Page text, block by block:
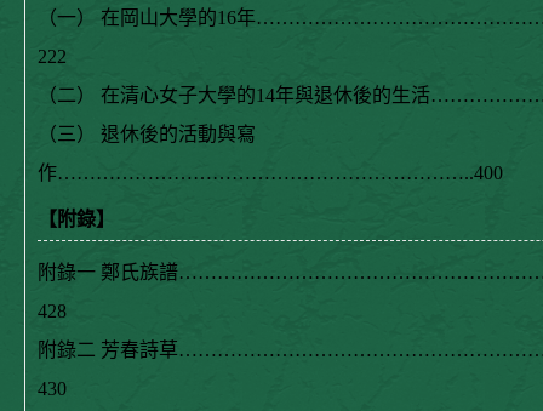
（一） 在岡山大學的16年
222
（二） 在清心女子大學的14年與退休後的生活
（三） 退休後的活動與寫
作………………………………………………………..400
【附錄】
附錄一 鄭氏族譜
428
附錄二 芳春詩草
430